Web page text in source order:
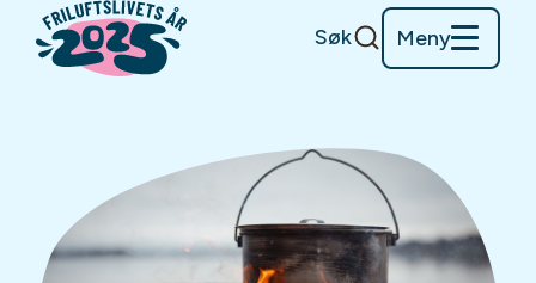
Søk Meny